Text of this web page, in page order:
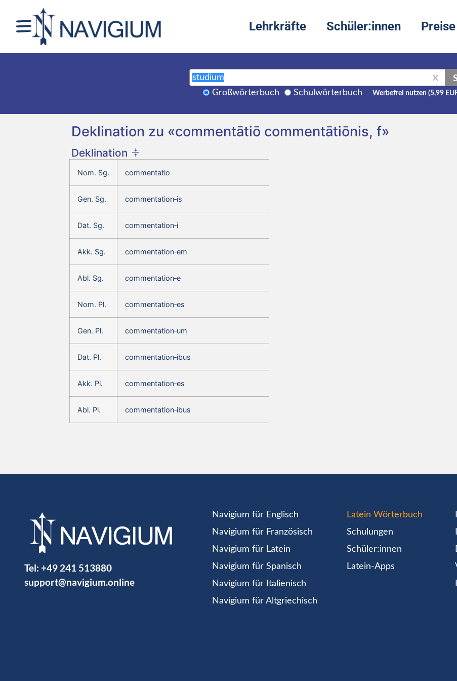
Lehrkräfte Schüler:innen Preise
X
Großwörterbuch Schulwörterbuch Werbefrei nutzen (5,99
Deklination zu «commentātiō commentātiōnis, f»
Deklination
Nom. Sg. commentatio
Gen. Sg. commentation‑is
Dat. Sg. commentation‑i
Akk. Sg. commentation‑em
Abl. Sg. commentation‑e
Nom. Pl. commentation‑es
Gen. Pl. commentation‑um
Dat. Pl. commentation‑ibus
Akk. Pl. commentation‑es
Abl. Pl. commentation‑ibus
Tel: +49 241 513880
support@navigium.online
Navigium für Englisch
Navigium für Französisch
Navigium für Latein
Navigium für Spanisch
Navigium für Italienisch
Navigium für Altgriechisch
Latein Wörterbuch
Schulungen
Schüler:innen
Latein-Apps